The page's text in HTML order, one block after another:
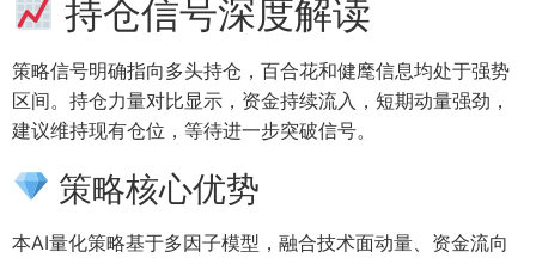
持仓信号深度解读
策略信号明确指向多头持仓，百合花和健麾信息均处于强势
区间。持仓力量对比显示，资金持续流入，短期动量强劲，
建议维持现有仓位，等待进一步突破信号。
策略核心优势
本AI量化策略基于多因子模型，融合技术面动量、资金流向